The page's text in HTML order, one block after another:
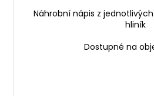
Náhrobní nápis z
hliník
Dostupné na